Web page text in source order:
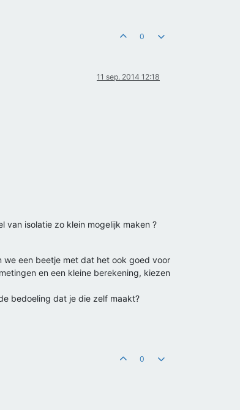
0
11 sep. 2014 12:18
van isolatie zo klein mogelijk maken ?
we een beetje met dat het ook goed voor
en een kleine berekening, kiezen
bedoeling dat je die zelf maakt?
0